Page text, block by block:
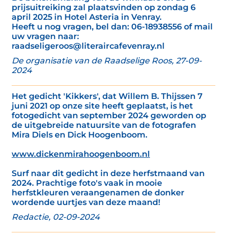
prijsuitreiking zal plaatsvinden op zondag 6
april 2025 in Hotel Asteria in Venray.
Heeft u nog vragen, bel dan: 06-18938556 of mail
uw vragen naar:
raadseligeroos@literaircafevenray.nl
De organisatie van de Raadselige Roos, 27-09-
2024
Het gedicht 'Kikkers', dat Willem B. Thijssen 7
juni 2021 op onze site heeft geplaatst, is het
fotogedicht van september 2024 geworden op
de uitgebreide natuursite van de fotografen
Mira Diels en Dick Hoogenboom.
www.dickenmirahoogenboom.nl
Surf naar dit gedicht in deze herfstmaand van
2024. Prachtige foto's vaak in mooie
herfstkleuren veraangenamen de donker
wordende uurtjes van deze maand!
Redactie, 02-09-2024